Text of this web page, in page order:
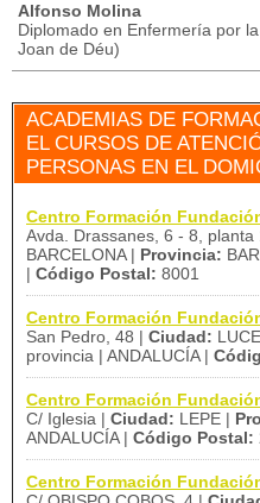
Alfonso Molina
Diplomado en Enfermería por
Joan de Déu)
ACADEMIAS DE
EL CURSOS DE
PERSONAS EN EL
Centro Formación
Avda. Drassanes, 6 - 8, planta
BARCELONA | Provincia:
| Código Postal: 8001
Centro Formación
San Pedro, 48 | Ciudad:
provincia | ANDALUCÍA |
Centro Formación
C/ Iglesia | Ciudad: LEPE |
ANDALUCÍA | Código Postal:
Centro Formación